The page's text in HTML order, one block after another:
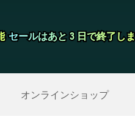
セールはあと 3 日で終了し
セールはあと 3 日で終了し
オンラインショップ
IPhoneのバックアップ >>